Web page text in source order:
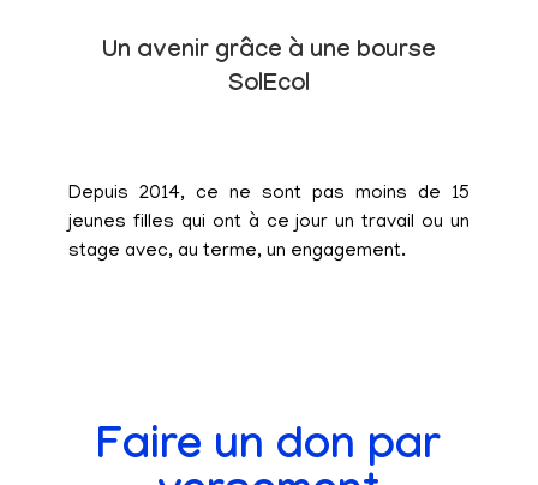
Un avenir grâce à une bourse
SolEcol
Depuis 2014, ce ne sont pas moins de 15
jeunes filles qui ont à ce jour un travail ou un
stage avec, au terme, un engagement.
Faire un don par